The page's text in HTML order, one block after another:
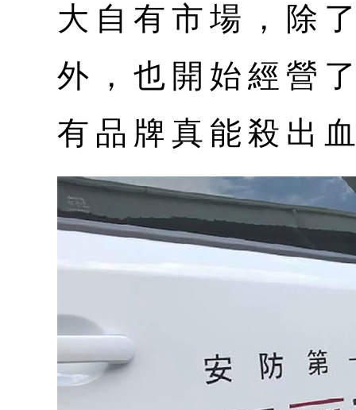
大自有市場，除
外，也開始經營
有品牌真能殺出